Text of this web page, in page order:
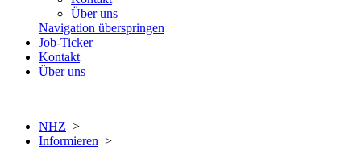
Über uns
Navigation überspringen
Job-Ticker
Kontakt
Über uns
NHZ >
Informieren >